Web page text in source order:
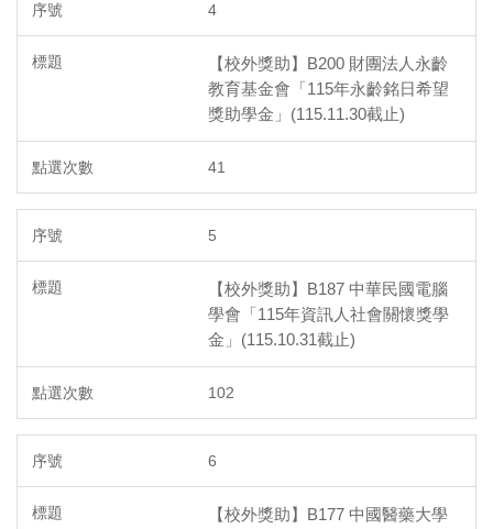
4
【校外獎助】B200 財團法人永齡
教育基金會「115年永齡銘日希望
獎助學金」(115.11.30截止)
41
5
【校外獎助】B187 中華民國電腦
學會「115年資訊人社會關懷獎學
金」(115.10.31截止)
102
6
【校外獎助】B177 中國醫藥大學